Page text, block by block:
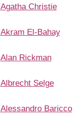
Agatha Christie
Akram El-Bahay
Alan Rickman
Albrecht Selge
Alessandro Baricco